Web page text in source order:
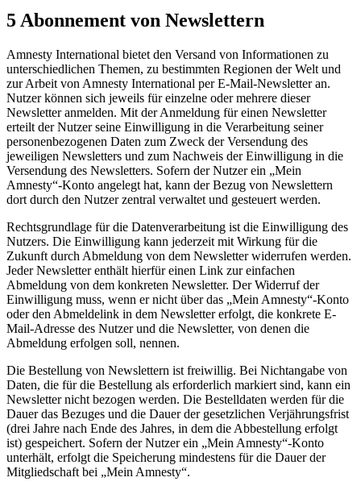
5 Abonnement von Newslettern
Amnesty International bietet den Versand von Informationen zu
unterschiedlichen Themen, zu bestimmten Regionen der Welt und
zur Arbeit von Amnesty International per E-Mail-Newsletter an.
Nutzer können sich jeweils für einzelne oder mehrere dieser
Newsletter anmelden. Mit der Anmeldung für einen Newsletter
erteilt der Nutzer seine Einwilligung in die Verarbeitung seiner
personenbezogenen Daten zum Zweck der Versendung des
jeweiligen Newsletters und zum Nachweis der Einwilligung in die
Versendung des Newsletters. Sofern der Nutzer ein „Mein
Amnesty“-Konto angelegt hat, kann der Bezug von Newslettern
dort durch den Nutzer zentral verwaltet und gesteuert werden.
Rechtsgrundlage für die Datenverarbeitung ist die Einwilligung des
Nutzers. Die Einwilligung kann jederzeit mit Wirkung für die
Zukunft durch Abmeldung von dem Newsletter widerrufen werden.
Jeder Newsletter enthält hierfür einen Link zur einfachen
Abmeldung von dem konkreten Newsletter. Der Widerruf der
Einwilligung muss, wenn er nicht über das „Mein Amnesty“-Konto
oder den Abmeldelink in dem Newsletter erfolgt, die konkrete E-
Mail-Adresse des Nutzer und die Newsletter, von denen die
Abmeldung erfolgen soll, nennen.
Die Bestellung von Newslettern ist freiwillig. Bei Nichtangabe von
Daten, die für die Bestellung als erforderlich markiert sind, kann ein
Newsletter nicht bezogen werden. Die Bestelldaten werden für die
Dauer das Bezuges und die Dauer der gesetzlichen Verjährungsfrist
(drei Jahre nach Ende des Jahres, in dem die Abbestellung erfolgt
ist) gespeichert. Sofern der Nutzer ein „Mein Amnesty“-Konto
unterhält, erfolgt die Speicherung mindestens für die Dauer der
Mitgliedschaft bei „Mein Amnesty“.